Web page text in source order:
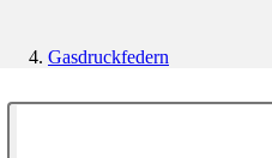
Gasdruckfedern